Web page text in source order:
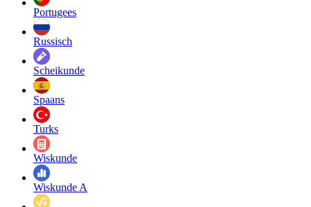
Portugees
Russisch
Scheikunde
Spaans
Turks
Wiskunde
Wiskunde A